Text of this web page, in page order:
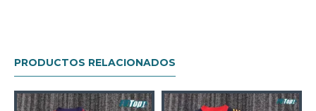
PRODUCTOS RELACIONADOS